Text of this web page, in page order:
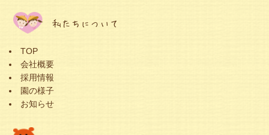
私たちについて
TOP
会社概要
採用情報
園の様子
お知らせ